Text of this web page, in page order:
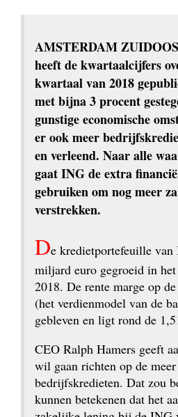
AMSTERDAM
heeft de kwartaalcijfers
kwartaal van 2018
met bijna 3 procent
gunstige economische
er ook meer
en verleend. Naar alle
gaat ING de extra
gebruiken om nog meer
verstrekken.
De kredietportefeuille
miljard euro gegroeid in
2018. De rente marge op
(het verdienmodel van de
gebleven en ligt rond de
CEO Ralph Hamers geeft
wil gaan richten op de
bedrijfskredieten. Dat zou
kunnen betekenen dat het